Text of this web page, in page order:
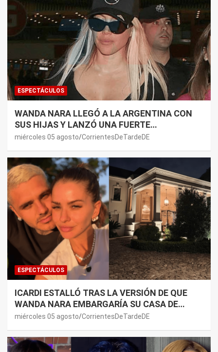
ESPECTÁCULOS
WANDA NARA LLEGÓ A LA ARGENTINA CON
SUS HIJAS Y LANZÓ UNA FUERTE
PREMONICIÓN SOBRE MAURO ICARDI
miércoles 05 agosto CorrientesDeTardeDE
ESPECTÁCULOS
ICARDI ESTALLÓ TRAS LA VERSIÓN DE QUE
WANDA NARA EMBARGARÍA SU CASA DE
NORDELTA: “NECESITAN RASCAR DE ALGÚN
miércoles 05 agosto CorrientesDeTardeDE